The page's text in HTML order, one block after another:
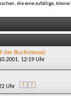
die eine zufällige,
der Buchmesse)
12:19 Uhr
Uhr 1 2